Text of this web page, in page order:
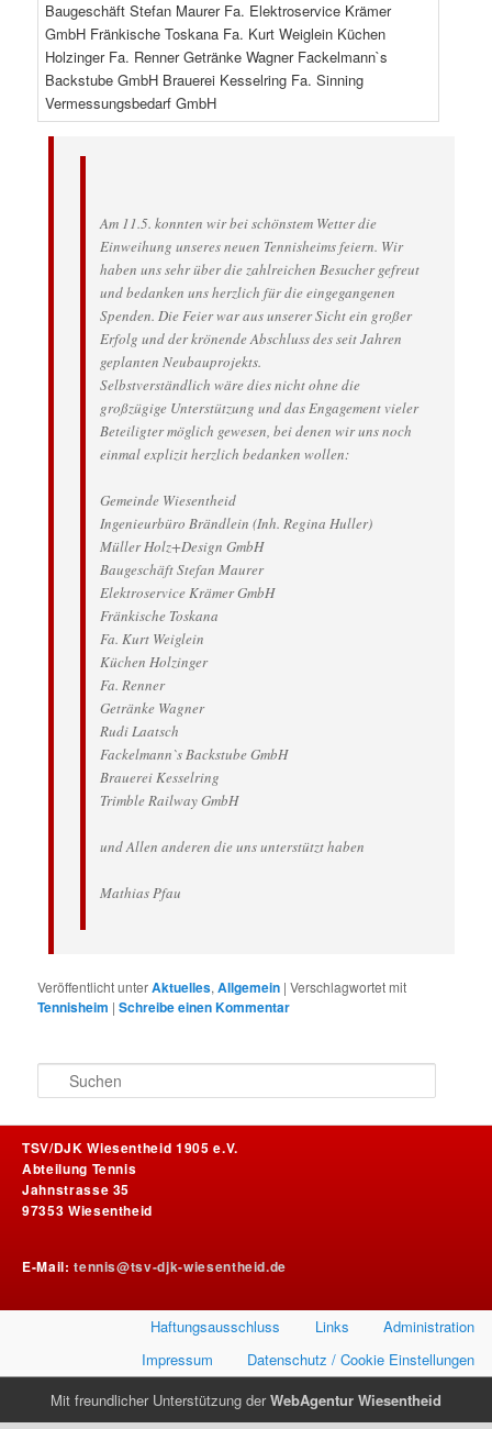
Am 11.5. konnten wir bei schönstem Wetter die
Einweihung unseres neuen Tennisheims feiern. Wir
haben uns sehr über die zahlreichen Besucher gefreut
und bedanken uns herzlich für die eingegangenen
Spenden. Die Feier war aus unserer Sicht ein großer
Erfolg und der krönende Abschluss des seit Jahren
geplanten Neubauprojekts.
Selbstverständlich wäre dies nicht ohne die
großzügige Unterstützung und das Engagement vieler
Beteiligter möglich gewesen, bei denen wir uns noch
einmal explizit herzlich bedanken wollen:
Gemeinde Wiesentheid
Ingenieurbüro Brändlein (Inh. Regina Huller)
Müller Holz+Design GmbH
Baugeschäft Stefan Maurer
Elektroservice Krämer GmbH
Fränkische Toskana
Fa. Kurt Weiglein
Küchen Holzinger
Fa. Renner
Getränke Wagner
Rudi Laatsch
Fackelmann`s Backstube GmbH
Brauerei Kesselring
Trimble Railway GmbH
und Allen anderen die uns unterstützt haben
Mathias Pfau
Veröffentlicht unterAktuelles,Allgemein |Verschlagwortet mit
Tennisheim |Schreibe einen Kommentar
u
e
n
TSV/DJK Wiesentheid 1905 e.V.
Abteilung Tennis
Jahnstrasse 35
97353 Wiesentheid
E-Mail:tennis@tsv-djk-wiesentheid.de
Administration
Links
Haftungsausschluss
Datenschutz / Cookie Einstellungen
Impressum
Mit freundlicher Unterstützung derWebAgentur Wiesentheid